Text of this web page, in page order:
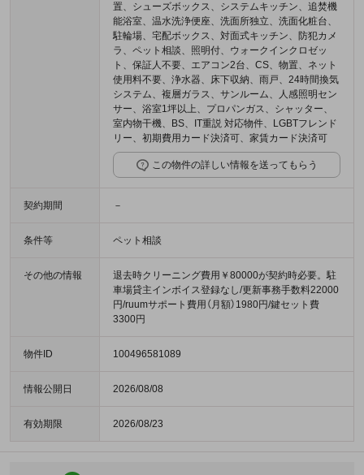
置、シューズボックス、システムキッチン、追焚機
能浴室、温水洗浄便座、洗面所独立、洗面化粧台、
駐輪場、宅配ボックス、対面式キッチン、防犯カメ
ラ、ペット相談、照明付、ウォークインクロゼッ
ト、保証人不要、エアコン2台、CS、物置、ネット
使用料不要、浄水器、床下収納、雨戸、24時間換気
システム、複層ガラス、サンルーム、人感照明セン
サー、浴室1坪以上、プロパンガス、シャッター、
室内物干機、BS、IT重説 対応物件、LGBTフレンド
リー、初期費用カード決済可、家賃カード決済可
この物件の詳しい情報を送ってもらう
契約期間 －
条件等 ペット相談
その他の情報
退去時クリーニング費用￥80000が契約時必要。駐
車場貸主インボイス登録なし/更新事務手数料22000
円/ruumサポート費用（月額）1980円/鍵セット費
3300円
物件ID 100496581089
情報公開日 2026/08/08
有効期限 2026/08/23